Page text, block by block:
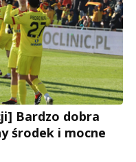
Bardzo dobra
środek i mocne